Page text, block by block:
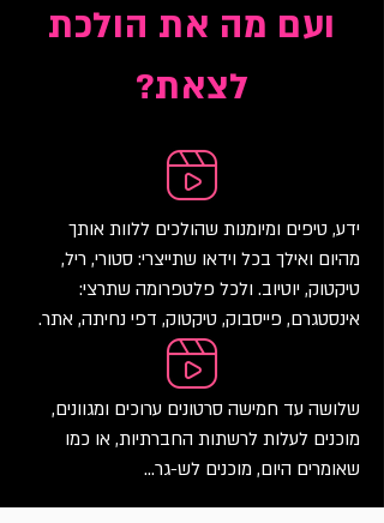
ועם מה את הולכת
לצאת?
ידע, טיפים ומיומנות שהולכים ללוות אותך
מהיום ואילך בכל וידאו שתייצרי: סטורי, ריל,
טיקטוק, יוטיוב. ולכל פלטפרומה שתרצי:
אינסטגרם, פייסבוק, טיקטוק, דפי נחיתה, אתר.
שלושה עד חמישה סרטונים ערוכים ומגוונים,
מוכנים לעלות לרשתות החברתיות, או כמו
שאומרים היום, מוכנים לש-גר...